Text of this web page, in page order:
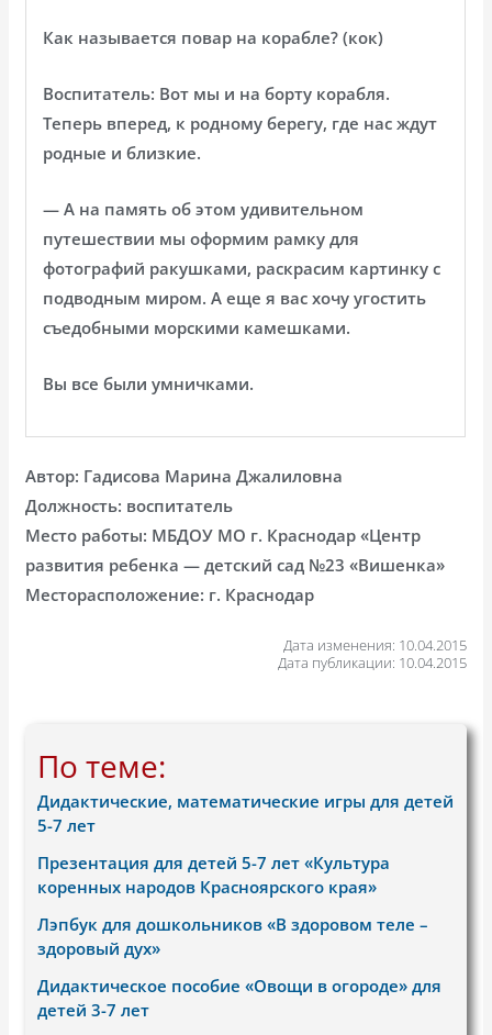
Как называется повар на корабле? (кок)
Воспитатель: Вот мы и на борту корабля.
Теперь вперед, к родному берегу, где нас ждут
родные и близкие.
— А на память об этом удивительном
путешествии мы оформим рамку для
фотографий ракушками, раскрасим картинку с
подводным миром. А еще я вас хочу угостить
съедобными морскими камешками.
Вы все были умничками.
Автор: Гадисова Марина Джалиловна
Должность: воспитатель
Место работы: МБДОУ МО г. Краснодар «Центр
развития ребенка — детский сад №23 «Вишенка»
Месторасположение: г. Краснодар
Дата изменения: 10.04.2015
Дата публикации: 10.04.2015
По теме:
Дидактические, математические игры для детей
5-7 лет
Презентация для детей 5-7 лет «Культура
коренных народов Красноярского края»
Лэпбук для дошкольников «В здоровом теле –
здоровый дух»
Дидактическое пособие «Овощи в огороде» для
детей 3-7 лет